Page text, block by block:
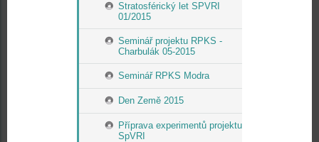
Stratosférický let SPVRI
01/2015
Seminář projektu RPKS -
Charbulák 05-2015
Seminář RPKS Modra
Den Země 2015
Příprava experimentů projektu
SpVRI